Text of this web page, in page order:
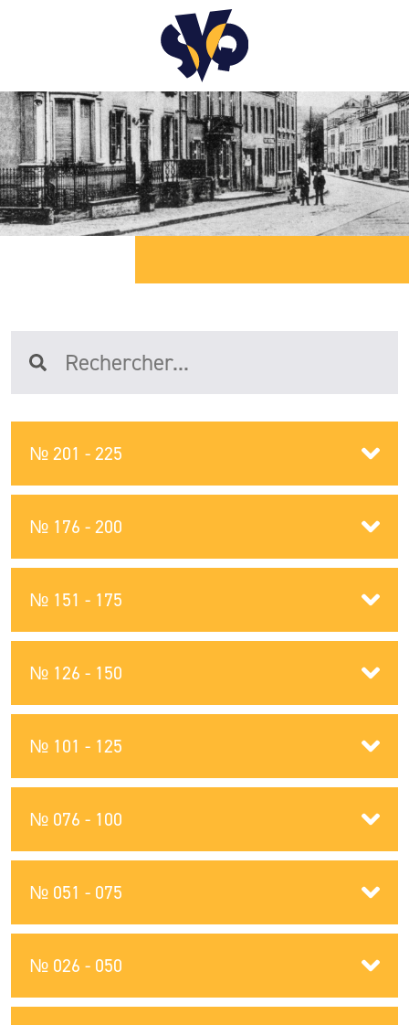
№ 026 - 050
№ 051 - 075
№ 076 - 100
№ 101 - 125
№ 126 - 150
№ 151 - 175
№ 176 - 200
№ 201 - 225